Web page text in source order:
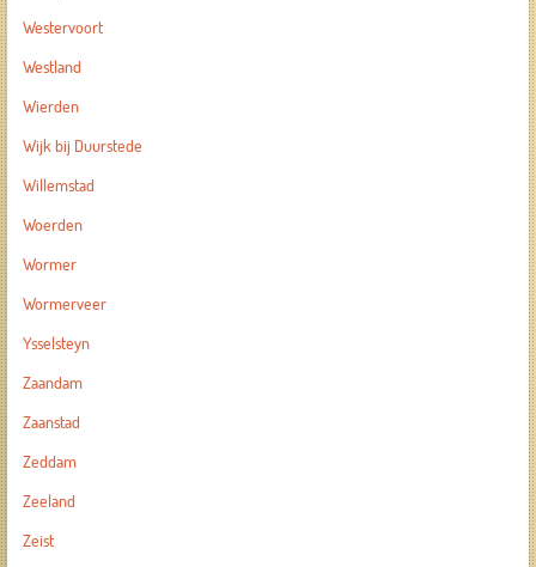
Westervoort
Westland
Wierden
Wijk bij Duurstede
Willemstad
Woerden
Wormer
Wormerveer
Ysselsteyn
Zaandam
Zaanstad
Zeddam
Zeeland
Zeist